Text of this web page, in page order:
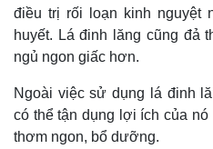
điều trị rối loạn kinh nguyệt
huyết. Lá đinh lăng cũng đả
ngủ ngon giấc hơn.
Ngoài việc sử dụng lá đinh
có thể tận dụng lợi ích của
thơm ngon, bổ dưỡng.